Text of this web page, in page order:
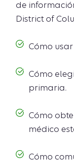
de
District of
Cómo
Cómo
primaria.
Cómo
médico
Cómo